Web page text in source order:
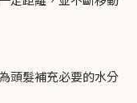
頭髮補充必要的水分